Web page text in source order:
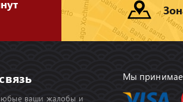
ваши жалобы и
Мы